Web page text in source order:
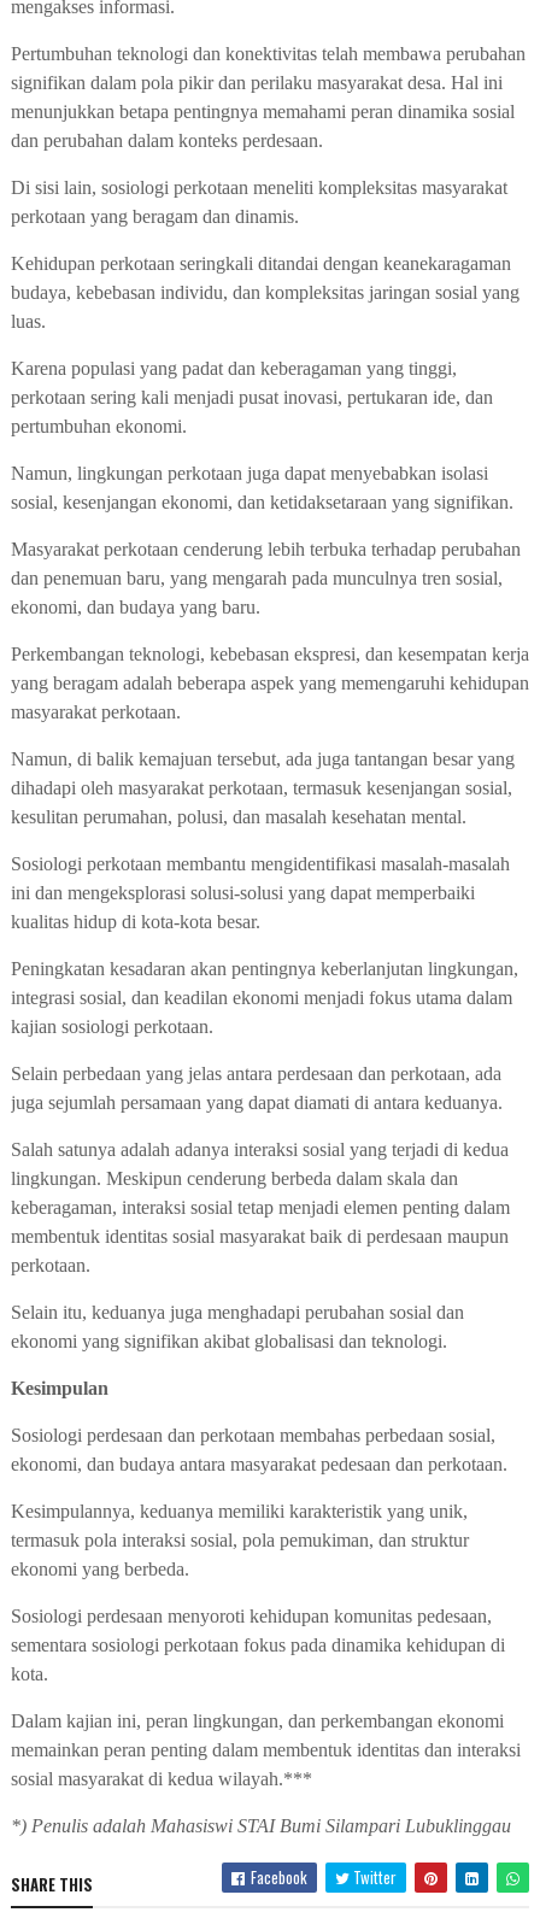
mengakses informasi.
Pertumbuhan teknologi dan konektivitas telah membawa perubahan
signifikan dalam pola pikir dan perilaku masyarakat desa. Hal ini
menunjukkan betapa pentingnya memahami peran dinamika sosial
dan perubahan dalam konteks perdesaan.
Di sisi lain, sosiologi perkotaan meneliti kompleksitas masyarakat
perkotaan yang beragam dan dinamis.
Kehidupan perkotaan seringkali ditandai dengan keanekaragaman
budaya, kebebasan individu, dan kompleksitas jaringan sosial yang
luas.
Karena populasi yang padat dan keberagaman yang tinggi,
perkotaan sering kali menjadi pusat inovasi, pertukaran ide, dan
pertumbuhan ekonomi.
Namun, lingkungan perkotaan juga dapat menyebabkan isolasi
sosial, kesenjangan ekonomi, dan ketidaksetaraan yang signifikan.
Masyarakat perkotaan cenderung lebih terbuka terhadap perubahan
dan penemuan baru, yang mengarah pada munculnya tren sosial,
ekonomi, dan budaya yang baru.
Perkembangan teknologi, kebebasan ekspresi, dan kesempatan kerja
yang beragam adalah beberapa aspek yang memengaruhi kehidupan
masyarakat perkotaan.
Namun, di balik kemajuan tersebut, ada juga tantangan besar yang
dihadapi oleh masyarakat perkotaan, termasuk kesenjangan sosial,
kesulitan perumahan, polusi, dan masalah kesehatan mental.
Sosiologi perkotaan membantu mengidentifikasi masalah-masalah
ini dan mengeksplorasi solusi-solusi yang dapat memperbaiki
kualitas hidup di kota-kota besar.
Peningkatan kesadaran akan pentingnya keberlanjutan lingkungan,
integrasi sosial, dan keadilan ekonomi menjadi fokus utama dalam
kajian sosiologi perkotaan.
Selain perbedaan yang jelas antara perdesaan dan perkotaan, ada
juga sejumlah persamaan yang dapat diamati di antara keduanya.
Salah satunya adalah adanya interaksi sosial yang terjadi di kedua
lingkungan. Meskipun cenderung berbeda dalam skala dan
keberagaman, interaksi sosial tetap menjadi elemen penting dalam
membentuk identitas sosial masyarakat baik di perdesaan maupun
perkotaan.
Selain itu, keduanya juga menghadapi perubahan sosial dan
ekonomi yang signifikan akibat globalisasi dan teknologi.
Kesimpulan
Sosiologi perdesaan dan perkotaan membahas perbedaan sosial,
ekonomi, dan budaya antara masyarakat pedesaan dan perkotaan.
Kesimpulannya, keduanya memiliki karakteristik yang unik,
termasuk pola interaksi sosial, pola pemukiman, dan struktur
ekonomi yang berbeda.
Sosiologi perdesaan menyoroti kehidupan komunitas pedesaan,
sementara sosiologi perkotaan fokus pada dinamika kehidupan di
kota.
Dalam kajian ini, peran lingkungan, dan perkembangan ekonomi
memainkan peran penting dalam membentuk identitas dan interaksi
sosial masyarakat di kedua wilayah.***
*) Penulis adalah Mahasiswi STAI Bumi Silampari Lubuklinggau
SHARE THIS Facebook Twitter